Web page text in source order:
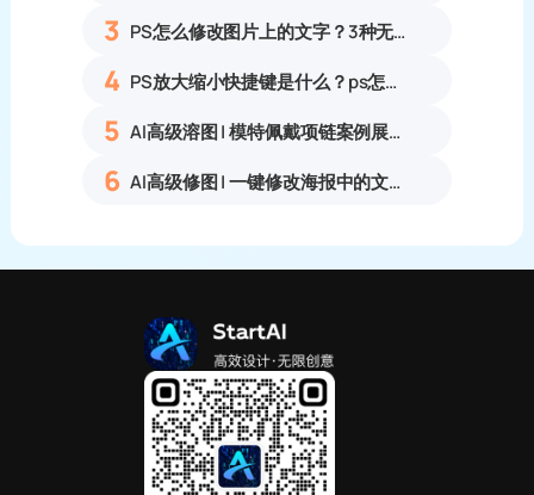
3 PS怎么修改图片上的文字？3种无痕改字方法，新手也能搞定
4 PS放大缩小快捷键是什么？ps怎么把图片拉大拉小？
5 AI高级溶图 | 模特佩戴项链案例展示
6 AI高级修图 | 一键修改海报中的文字